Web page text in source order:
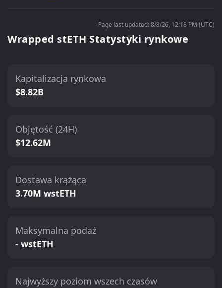
Page last updated: 8/8/26, 12:18 PM (UTC)
Wrapped stETH Statystyki rynkowe
Kapitalizacja rynkowa
$8.82B
Objętość (24H)
$12.62M
Dostawa krążąca
3.70M wstETH
Maksymalna podaż
- wstETH
Najwyższy poziom wszech czasów